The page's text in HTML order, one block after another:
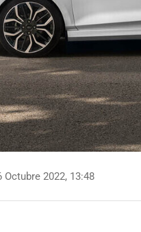
2022, 13:48